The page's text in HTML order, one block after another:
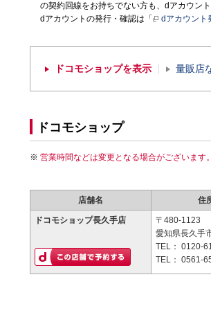
の契約回線をお持ちでない方も、dアカウント
dアカウントの発行・確認は「
dアカウント
ドコモショップを表示 量販店
ドコモショップ
営業時間などは変更となる場合がございます
店舗名 住
ドコモショップ長久手店
〒480-1123
愛知県長久手
TEL： 0120-
TEL： 0561-